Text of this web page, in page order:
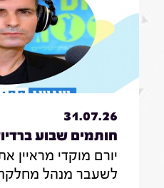
31.07.26
329, 31 ביולי 2026
יורם מוקדי מראיין
לשעבר מנהל מחלקת